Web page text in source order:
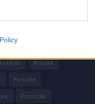
Mobilidade elétrica
Nissan
Porsche
Produção